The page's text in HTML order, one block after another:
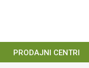
PRODAJNI CENTRI